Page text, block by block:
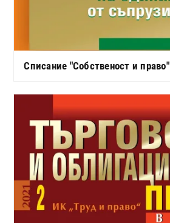
Списание "Собственост и право"